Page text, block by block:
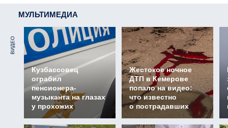
МУЛЬТИМЕДИА
ВИДЕО
Кузбассовец
ограбил
пенсионера-
музыканта на глазах
у прохожих
Жестокое ночное
ДТП в Кемерове
попало на видео:
что известно
о пострадавших